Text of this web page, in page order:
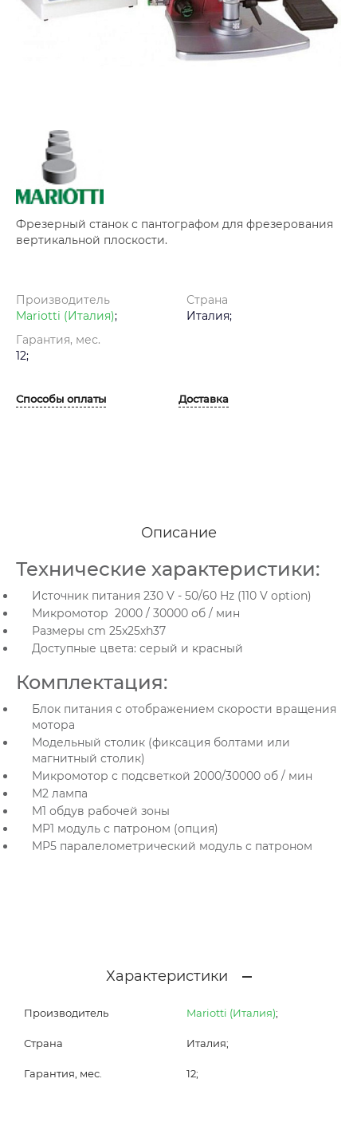
Фрезерный станок с пантографом для фрезерования
вертикальной плоскости.
Производитель
Mariotti (Италия);
Страна
Италия;
Гарантия, мес.
12;
Способы оплаты Доставка
Описание
Технические характеристики:
Источник питания 230 V - 50/60 Hz (110 V option)
Микромотор 2000 / 30000 об / мин
Размеры cm 25x25xh37
Доступные цвета: серый и красный
Комплектация:
Блок питания с отображением скорости вращения
мотора
Модельный столик (фиксация болтами или
магнитный столик)
Микромотор с подсветкой 2000/30000 об / мин
М2 лампа
M1 обдув рабочей зоны
MР1 модуль с патроном (опция)
MР5 паралелометрический модуль с патроном
Характеристики
Производитель Mariotti (Италия);
Страна Италия;
Гарантия, мес. 12;